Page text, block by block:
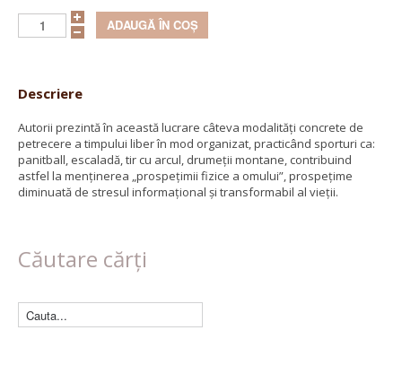
Descriere
Autorii prezintă în această lucrare câteva modalităţi concrete de
petrecere a timpului liber în mod organizat, practicând sporturi ca:
panitball, escaladă, tir cu arcul, drumeţii montane, contribuind
astfel la menţinerea „prospeţimii fizice a omului”, prospeţime
diminuată de stresul informaţional şi transformabil al vieţii.
Căutare cărți